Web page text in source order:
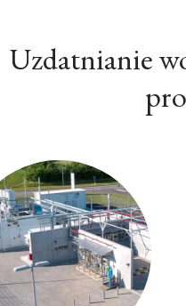
Uzdatnianie